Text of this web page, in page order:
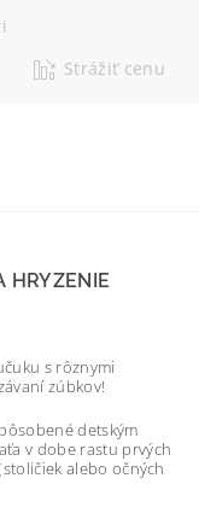
Strážiť cenu
HRYZENIE
s rôznymi
zúbkov!
detským
v dobe rastu prvých
alebo očných